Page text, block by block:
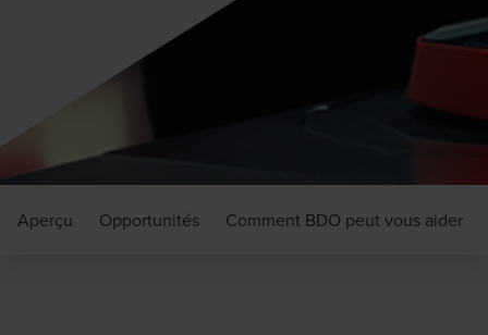
Aperçu Opportunités Comment BDO peut vous aider